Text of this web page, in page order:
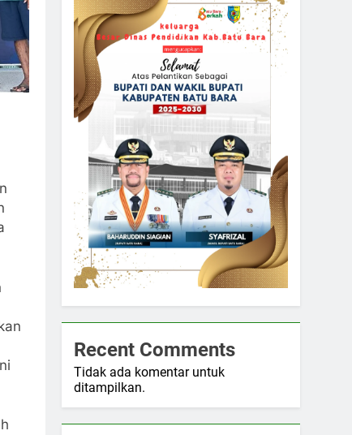
Recent Comments
Tidak ada komentar untuk
ditampilkan.